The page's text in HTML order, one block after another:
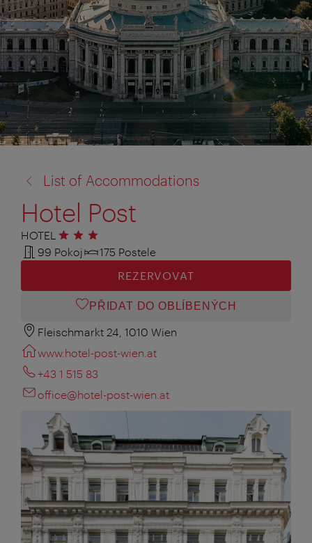
na:
List of Accommodations
Hotel Post
HOTEL 3 hvězdičky
99 Pokoj
175 Postele
REZERVOVAT
PŘIDAT DO OBLÍBENÝCH
Fleischmarkt 24, 1010 Wien
www.hotel-post-wien.at
+43 1 515 83
office@hotel-post-wien.at